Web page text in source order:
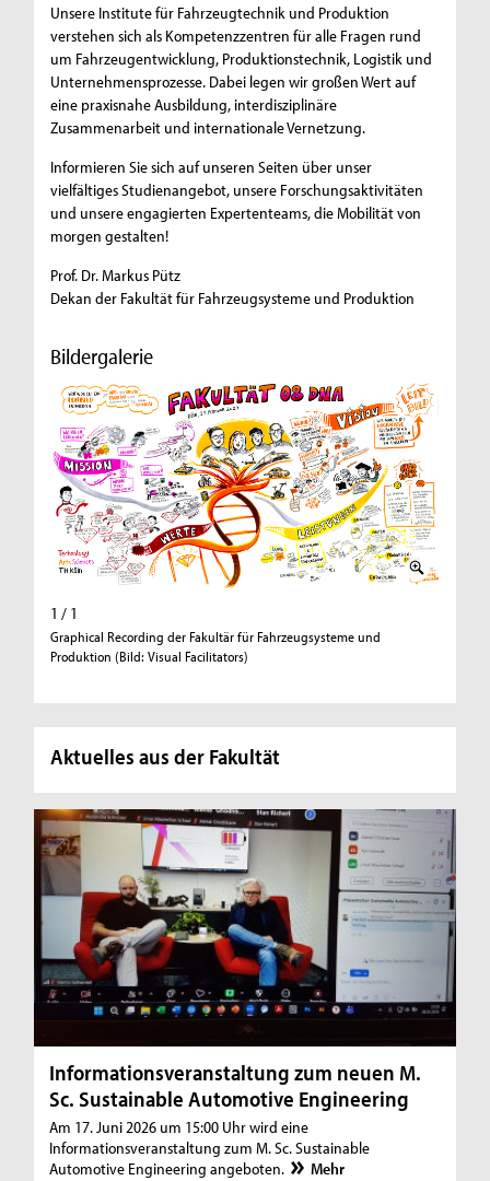
Unsere Institute für Fahrzeugtechnik und Produktion
verstehen sich als Kompetenzzentren für alle Fragen rund
um Fahrzeugentwicklung, Produktionstechnik, Logistik und
Unternehmensprozesse. Dabei legen wir großen Wert auf
eine praxisnahe Ausbildung, interdisziplinäre
Zusammenarbeit und internationale Vernetzung.
Informieren Sie sich auf unseren Seiten über unser
vielfältiges Studienangebot, unsere Forschungsaktivitäten
und unsere engagierten Expertenteams, die Mobilität von
morgen gestalten!
Prof. Dr. Markus Pütz
Dekan der Fakultät für Fahrzeugsysteme und Produktion
Bildergalerie
1 / 1
Graphical Recording der Fakultär für Fahrzeugsysteme und
Produktion (Bild: Visual Facilitators)
Aktuelles aus der Fakultät
Informationsveranstaltung zum neuen M.
Sc. Sustainable Automotive Engineering
Am 17. Juni 2026 um 15:00 Uhr wird eine
Informationsveranstaltung zum M. Sc. Sustainable
Automotive Engineering angeboten.
Mehr